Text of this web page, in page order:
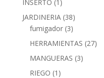
INSERTO (1)
JARDINERIA (38)
fumigador (3)
HERRAMIENTAS (27)
MANGUERAS (3)
RIEGO (1)